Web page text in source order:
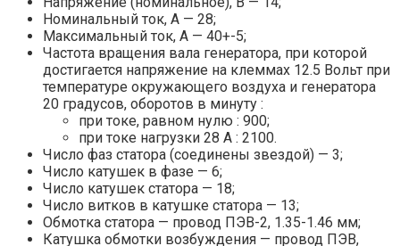
Номинальный ток, А — 28;
Максимальный ток, А — 40+-5;
Частота вращения вала генератора, при которой
достигается напряжение на клеммах 12.5 Вольт при
температуре окружающего воздуха и генератора
20 градусов, оборотов в минуту :
при токе, равном нулю : 900;
при токе нагрузки 28 А : 2100.
Число фаз статора (соединены звездой) — 3;
Число катушек в фазе — 6;
Число катушек статора — 18;
Число витков в катушке статора — 13;
Обмотка статора — провод ПЭВ-2, 1.35-1.46 мм;
Катушка обмотки возбуждения — провод ПЭВ,